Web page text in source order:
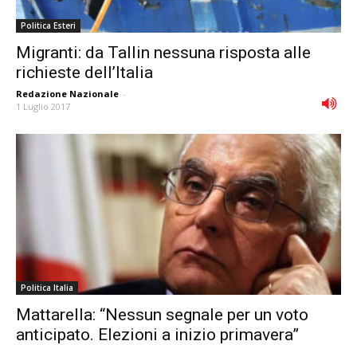
Politica Esteri
Migranti: da Tallin nessuna risposta alle
richieste dell’Italia
Redazione Nazionale -
1 Luglio 2017
Politica Italia
Mattarella: “Nessun segnale per un voto
anticipato. Elezioni a inizio primavera”